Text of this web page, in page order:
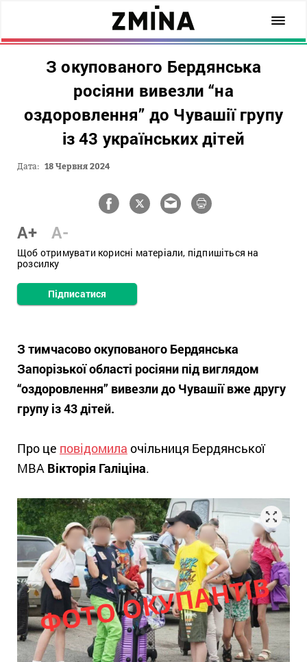
З окупованого Бердянська
росіяни вивезли “на
оздоровлення” до Чувашії групу
із 43 українських дітей
Дата: 18 Червня 2024
A+ A-
Щоб отримувати корисні матеріали, підпишіться на
розсилку
Підписатися
З тимчасово окупованого Бердянська
Запорізької області росіяни під виглядом
“оздоровлення” вивезли до Чувашії вже другу
групу із 43 дітей.
Про це повідомила очільниця Бердянської
МВА Вікторія Галіціна.